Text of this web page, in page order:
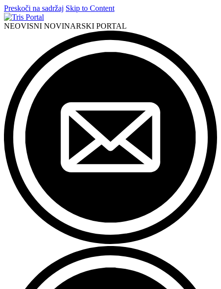
Preskoči na sadržaj Skip to Content
NEOVISNI NOVINARSKI PORTAL